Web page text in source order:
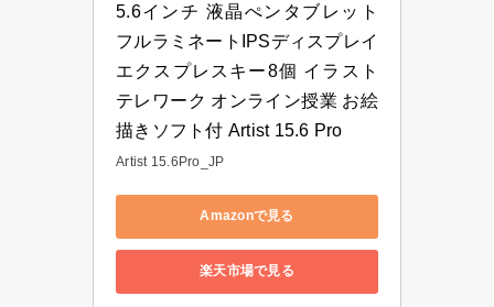
5.6インチ 液晶ぺンタブレット
フルラミネートIPSディスプレイ
エクスプレスキー8個 イラスト
テレワーク オンライン授業 お絵
描きソフト付 Artist 15.6 Pro
Artist 15.6Pro_JP
Amazonで見る
楽天市場で見る